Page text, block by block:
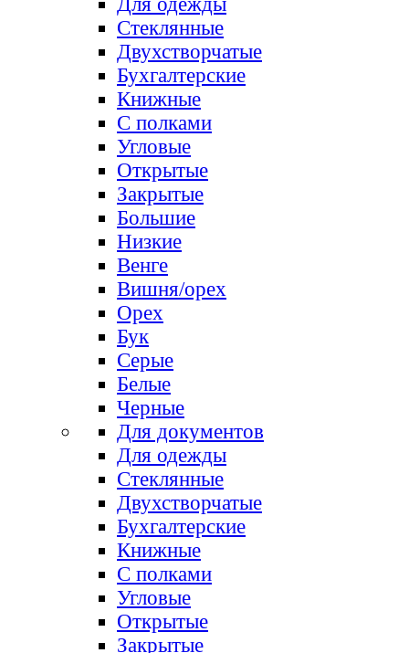
Стеклянные
Двухстворчатые
Бухгалтерские
Книжные
С полками
Угловые
Открытые
Закрытые
Большие
Низкие
Венге
Вишня/орех
Орех
Бук
Серые
Белые
Черные
Для документов
Для одежды
Стеклянные
Двухстворчатые
Бухгалтерские
Книжные
С полками
Угловые
Открытые
Закрытые